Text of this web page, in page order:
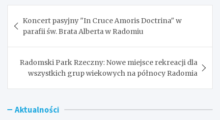
wpisu
Koncert pasyjny "In Cruce Amoris Doctrina" w
parafii św. Brata Alberta w Radomiu
Radomski Park Rzeczny: Nowe miejsce rekreacji dla
wszystkich grup wiekowych na północy Radomia
Aktualności